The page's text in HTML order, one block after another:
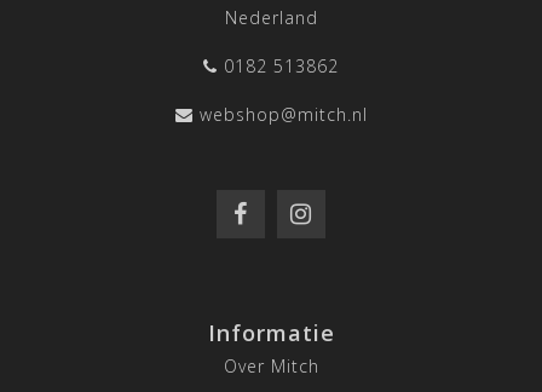
Nederland
0182 513862
webshop@mitch.nl
Informatie
Over Mitch